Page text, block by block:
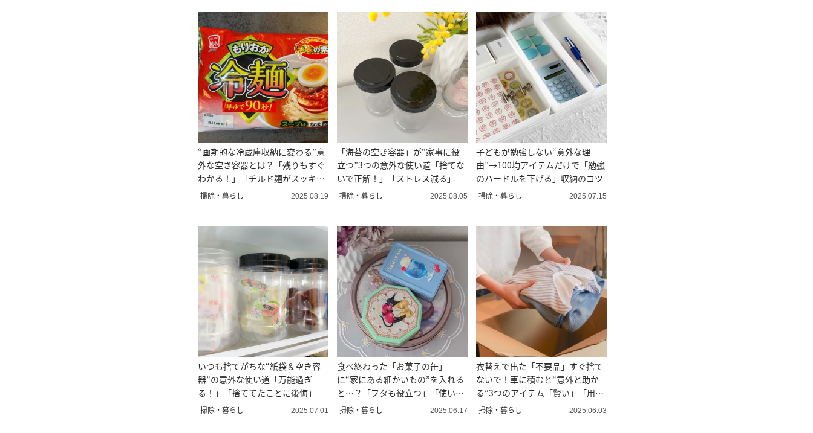
“画期的な冷蔵庫収納に変わる”意
外な空き容器とは？「残りもすぐ
わかる！」「チルド麺がスッキ
リ」
掃除・暮らし 2025.08.19
「海苔の空き容器」が“家事に役
立つ”3つの意外な使い道「捨てな
いで正解！」「ストレス減る」
掃除・暮らし 2025.08.05
子どもが勉強しない“意外な理
由”→100均アイテムだけで「勉強
のハードルを下げる」収納のコツ
掃除・暮らし 2025.07.15
いつも捨てがちな“紙袋＆空き容
器”の意外な使い道「万能過ぎ
る！」「捨ててたことに後悔」
掃除・暮らし 2025.07.01
食べ終わった「お菓子の缶」
に“家にある細かいもの”を入れる
と…？「フタも役立つ」「使い方
無限大」
掃除・暮らし 2025.06.17
衣替えで出た「不要品」すぐ捨て
ないで！車に積むと“意外と助か
る”3つのアイテム「賢い」「用意
します」
掃除・暮らし 2025.06.03